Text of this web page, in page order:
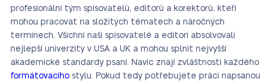
profesionální tým spisovatelů, editorů a korektorů, kteří
mohou pracovat na složitých tématech a náročných
termínech. Všichni naši spisovatelé a editori absolvovali
nejlepší univerzity v USA a UK a mohou splnit nejvyšší
akademické standardy psaní. Navíc znají zvláštnosti každého
formátovacího stylu. Pokud tedy potřebujete práci napsanou